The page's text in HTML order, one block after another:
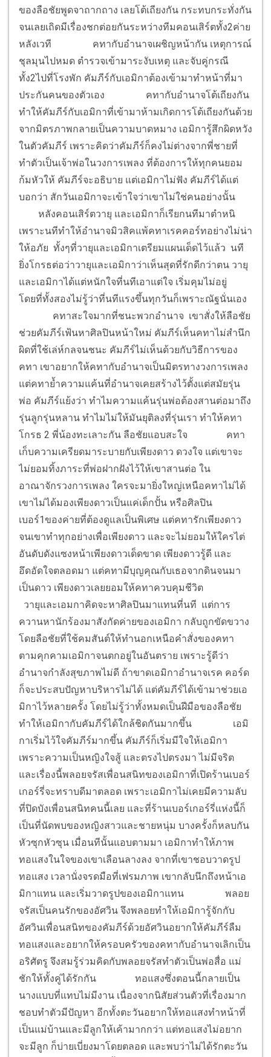
ของลือชัยพูดจาถากถาง เลยโต้เถียงกัน กระทบกระทั่งกัน
จนเลยเถิดมีเรื่องชกต่อยกันระหว่างทีมคอนเสิร์ตทั้ง2ค่าย
หลังเวที
คทากับอำนาจเผชิญหน้ากัน เหตุการณ์
ชุลมุนไปหมด ตำรวจเข้ามาระงับเหตุ และจับคู่กรณี
ทั้ง2ไปที่โรงพัก คัมภีร์กับเอมิกาต้องเข้ามาทำหน้าที่มา
ประกันคนของตัวเอง
คทากับอำนาจโต้เถียงกัน
ทำให้คัมภีร์กับเอมิกาที่เข้ามาห้ามเกิดการโต้เถียงกันด้วย
จากมิตรภาพกลายเป็นความบาดหมาง เอมิการู้สึกผิดหวัง
ในตัวคัมภีร์ เพราะคิดว่าคัมภีร์ก็คงไม่ต่างจากพี่ชายที่
ทำตัวเป็นเจ้าพ่อในวงการเพลง ที่ต้องการให้ทุกคนยอม
ก้มหัวให้ คัมภีร์จะอธิบาย แต่เอมิกาไม่ฟัง คัมภีร์ได้แต่
บอกว่า สักวันเอมิกาจะเข้าใจว่าเขาไม่ใช่คนอย่างนั้น
หลังคอนเสิร์ตวายุ และเอมิกาก็เรียกนทีมาตำหนิ
เพราะนทีทำให้อำนาจมิวสิคแพ้คทาเรคคอร์ทอย่างไม่น่า
ให้อภัย ทั้งๆที่วายุและเอมิกาเตรียมแผนเด็ดไว้แล้ว นที
ยิ่งโกรธต่อว่าวายุและเอมิกาว่าเห็นสุดที่รักดีกว่าตน วายุ
และเอมิกาได้แต่หนักใจที่นทีเอาแต่ใจ เริ่มคุมไม่อยู่
โดยที่ทั้งสองไม่รู้ว่าที่นทีแรงขึ้นทุกวันก็เพราะณัฐนั่นเอง
คทาสะใจมากที่ชนะพวกอำนาจ เขาสั่งให้ลือชัย
ช่วยคัมภีร์เฟ้นหาศิลปินหน้าใหม่ คัมภีร์เห็นคทาไม่สำนึก
ผิดที่ใช้เล่ห์กลจนชนะ คัมภีร์ไม่เห็นด้วยกับวิธีการของ
คทา เขาอยากให้คทากับอำนาจเป็นมิตรทางวงการเพลง
แต่คทาย้ำความแค้นที่อำนาจเคยสร้างไว้ตั้งแต่สมัยรุ่น
พ่อ คัมภีร์แย้งว่า ทำไมความแค้นรุ่นพ่อต้องสานต่อมาถึง
รุ่นลูกรุ่นหลาน ทำไมไม่ให้มันยุติลงที่รุ่นเรา ทำให้คทา
โกรธ 2 พี่น้องทะเลาะกัน ลือชัยแอบสะใจ
คทา
เก็บความเครียดมาระบายกับเพียงดาว ดวงใจ แต่เขาจะ
ไม่ยอมทิ้งภาระที่พ่อฝากฝังไว้ให้เขาสานต่อ ใน
อาณาจักรวงการเพลง ใครจะมายิ่งใหญ่เหนือคทาไม่ได้
เขาไม่ได้มองเพียงดาวเป็นแค่เด็กปั้น หรือศิลปิน
เบอร์1ของค่ายที่ต้องดูแลเป็นพิเศษ แต่คทารักเพียงดาว
จนเขาทำทุกอย่างเพื่อเพียงดาว และจะไม่ยอมให้ใครไต่
อันดับดังแซงหน้าเพียงดาวเด็ดขาด เพียงดาวรู้ดี และ
อึดอัดใจตลอดมา แต่คทามีบุญคุณกับเธอจากดินจนมา
เป็นดาว เพียงดาวเลยยอมให้คทาควบคุมชีวิต
วายุและเอมกาคิดจะหาศิลปินมาแทนที่นที แต่การ
ควานหานักร้องมาสังกัดค่ายของเอมิกา กลับถูกขัดขวาง
โดยลือชัยที่ใช้คมสันต์ให้ทำนอกเหนือคำสั่งของคทา
ตามคุกคามเอมิกาจนตกอยู่ในอันตราย เพราะรู้ดีว่า
อำนาจกำลังสุขภาพไม่ดี ถ้าขาดเอมิกาอำนาจเรค คอร์ด
ก็จะประสบปัญหาบริหารไม่ได้ แต่คัมภีร์ได้เข้ามาช่วยเอ
มิกาไว้หลายครั้ง โดยไม่รู้ว่าทั้งหมดเป็นฝีมือของลือชัย
ทำให้เอมิกากับคัมภีร์ได้ใกล้ชิดกันมากขึ้น
เอมิ
กาเริ่มไว้ใจคัมภีร์มากขึ้น คัมภีร์ก็เริ่มมีใจให้เอมิกา
เพราะความเป็นหญิงใจสู้ และตรงไปตรงมา ไม่มีจริต
และเรื่องนี้พลอยจรัสเพื่อนสนิทของเอมิกาที่เปิดร้านเบอร์
เกอร์รี่จะทราบดีมาตลอด เพราะเอมิกาไม่เคยมีความลับ
ที่ปิดบังเพื่อนสนิทคนนี้เลย และที่ร้านเบอร์เกอร์รี่แห่งนี้ก็
เป็นที่นัดพบของหญิงสาวและชายหนุ่ม บางครั้งก็หลบกัน
หัวซุกหัวซุน เมื่อนทีนั้นแอบตามมา เอมิกาทำให้ภาพ
ทอแสงในใจของเขาเลือนลางลง จากที่เขาชอบวาดรูป
ทอแสง เวลานั่งจรดมือที่เฟรมภาพ เขากลับนึกถึงหน้าเอ
มิกาแทน และเริ่มวาดรูปของเอมิกาแทน
พลอย
จรัสเป็นคนรักของอัศวิน จึงพลอยทำให้เอมิการู้จักกับ
อัศวินเพื่อนสนิทของคัมภีร์ด้วยอัศวินอยากให้คัมภีร์ลืม
ทอแสงและอยากให้ครอบครัวของคทากับอำนาจเลิกเป็น
อริศัตรู จึงสมรู้ร่วมคิดกับพลอยจรัสทำตัวเป็นพ่อสื่อ แม่
ชักให้ทั้งคู่ได้รักกัน
ทอแสงซึ่งตอนนี้กลายเป็น
นางแบบที่แทบไม่มีงาน เนื่องจากนิสัยส่วนตัวที่เรื่องมาก
ชอบทำตัวมีปัญหา อีกทั้งตะวันอยากให้ทอแสงทำหน้าที่
เป็นแม่บ้านและมีลูกให้เค้ามากกว่า แต่ทอแสงไม่อยาก
จะมีลูก ก็บ่ายเบี่ยงมาโดยตลอด และพบว่าไม่ได้รักตะวัน